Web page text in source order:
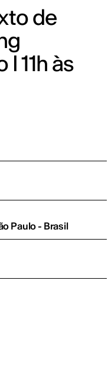
de
11h às
Paulo - Brasil